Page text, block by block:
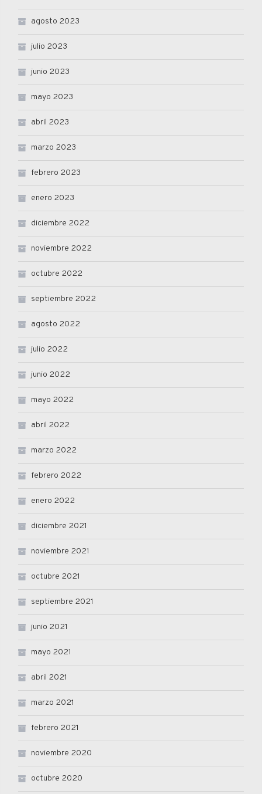
agosto 2023
julio 2023
junio 2023
mayo 2023
abril 2023
marzo 2023
febrero 2023
enero 2023
diciembre 2022
noviembre 2022
octubre 2022
septiembre 2022
agosto 2022
julio 2022
junio 2022
mayo 2022
abril 2022
marzo 2022
febrero 2022
enero 2022
diciembre 2021
noviembre 2021
octubre 2021
septiembre 2021
junio 2021
mayo 2021
abril 2021
marzo 2021
febrero 2021
noviembre 2020
octubre 2020